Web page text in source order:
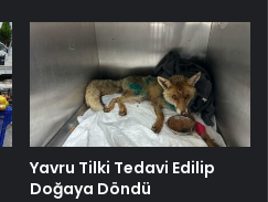
Yavru Tilki Tedavi Edilip
Doğaya Döndü